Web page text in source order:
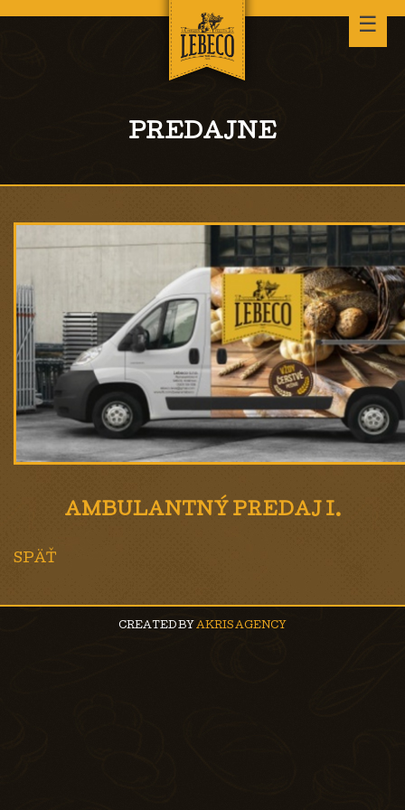
☰
PREDAJNE
AMBULANTNÝ PREDAJ I.
SPÄŤ
CREATED BY AKRIS AGENCY